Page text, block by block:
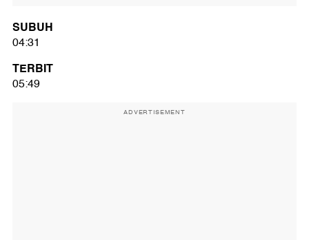
SUBUH
04:31
TERBIT
05:49
ADVERTISEMENT